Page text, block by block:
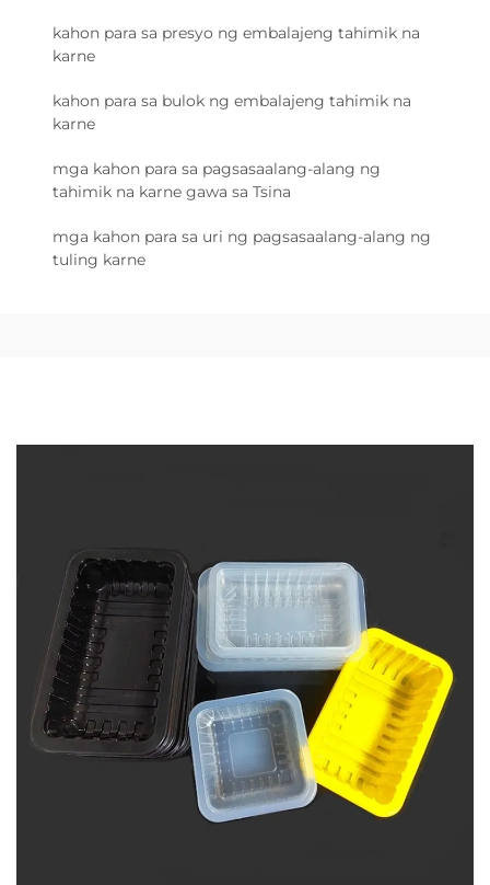
kahon para sa presyo ng embalajeng tahimik na
karne
kahon para sa bulok ng embalajeng tahimik na
karne
mga kahon para sa pagsasaalang-alang ng
tahimik na karne gawa sa Tsina
mga kahon para sa uri ng pagsasaalang-alang ng
tuling karne